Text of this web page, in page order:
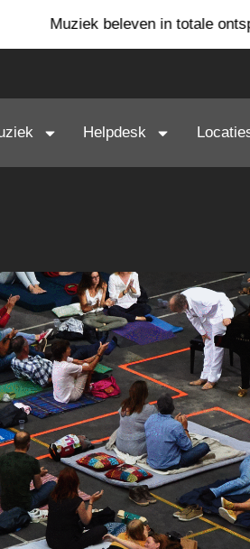
beleven in totale ontspanning.
Helpdesk